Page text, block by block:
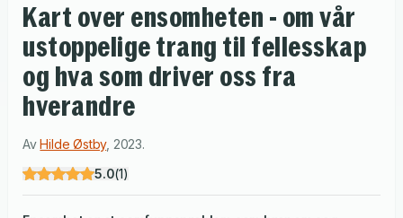
Kart over ensomheten - om vår
ustoppelige trang til fellesskap
og hva som driver oss fra
hverandre
AvHilde Østby, 2023.
5.0(1)